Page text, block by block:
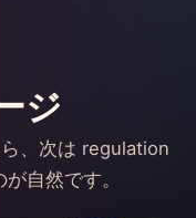
ジ
、次は regulation
自然です。